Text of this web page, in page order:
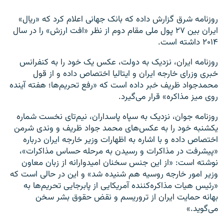
روزنامه شرق گزارش داده که بانک جهانی اعلام کرد که «ریال»
ایران بین ۲۷ پول ملی مقام دوم از نظر «افت ارزش» را در سال
۲۰۱۴ داشته است.
روزنامه ایران، نزدیک به دولت، عکس یک خود را به کنفرانس
خبری وزرای خارجه ایران و ایتالیا اختصاص داده و از قول
محمدجواد ظریف خبر داده است که «رفع تحریم‌ها؛ هفته آینده
روی میز مذاکره» قرار می‌گیرد.
روزنامه جوان، نزدیک به سپاه پاسداران، نیم‌تای نخست شماره
یکشنبه خود را به عکس‌های محمد جواد ظریف و وندی شرمن
اختصاص داده و با اشاره به اظهارات وزیر خارجه ایران درباره
«پیشرفت در مذاکرات و رسیدن به مرحله حساس مذاکرات»،
نوشته است: «از این جنس سخنان ‏امیدوارانه از زبان معاون
وزیر امور خارجه روسیه هم شنیده شد» و ‏این در حالی است که
«رئیس هیات مذاکره‌کننده آمریکایی از پابرجایی تحریم‌ها به
بهانه حمایت ایران از تروریسم و نقض حقوق بشر سخن
می‌گوید.»